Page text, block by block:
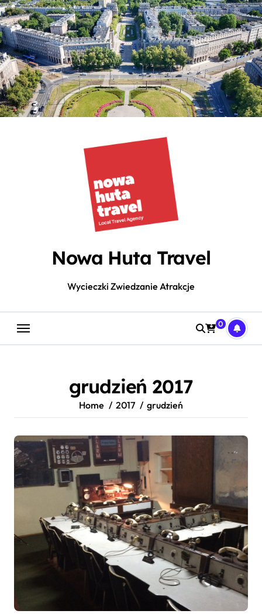
Skip
to
content
Nowa Huta Travel
Wycieczki Zwiedzanie Atrakcje
0
grudzień 2017
Home 2017 grudzień